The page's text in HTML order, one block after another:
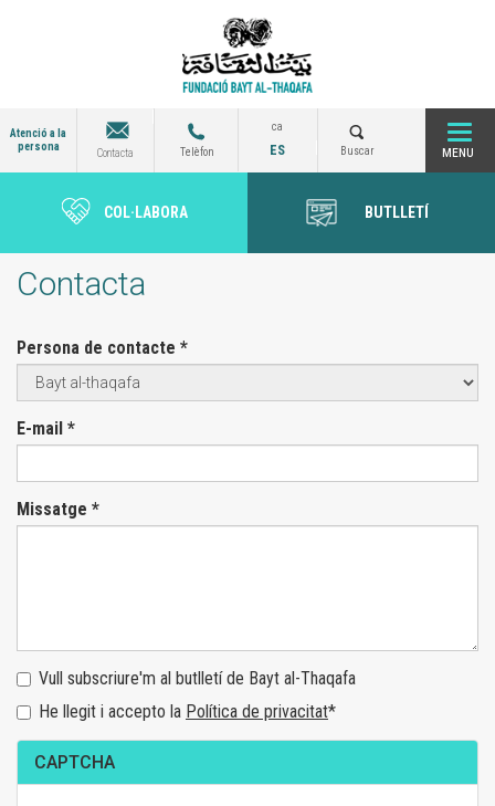
Atenció a la
persona
Contacta Telèfon
ca
ES Buscar
COL·LABORA BUTLLETÍ
Contacta
Persona de contacte *
E-mail *
Missatge *
Vull subscriure'm al butlletí de Bayt al-Thaqafa
He llegit i accepto la Política de privacitat*
llegit
CAPTCHA